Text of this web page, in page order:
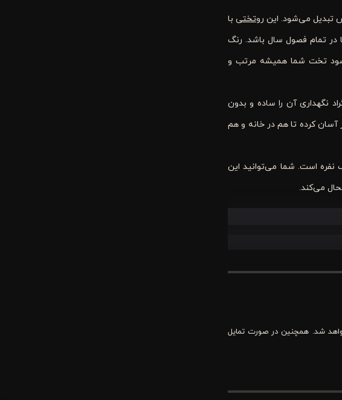
تبدیل می‌شود. این روتختیبا
در تمام فصول سال باشد. رنگ
تخت شما همیشه مرتب و
برایتان به ارمغان می‌آورد و قابلیت شستشو در دمای ۳۰ درجه سانتی‌گراد نگهداری آن را ساده و بدون
کرده تا هم در خانه و هم
است. شما می‌توانید این
می‌کند.
پارچه باعث می‌شود پوست شما هنگام
کیفیت و رنگ خود را حفظ
روتختی با دقت بالا دوخته
مکرر تغییر نکند. طراحی
شد. همچنین در صورت تمایل